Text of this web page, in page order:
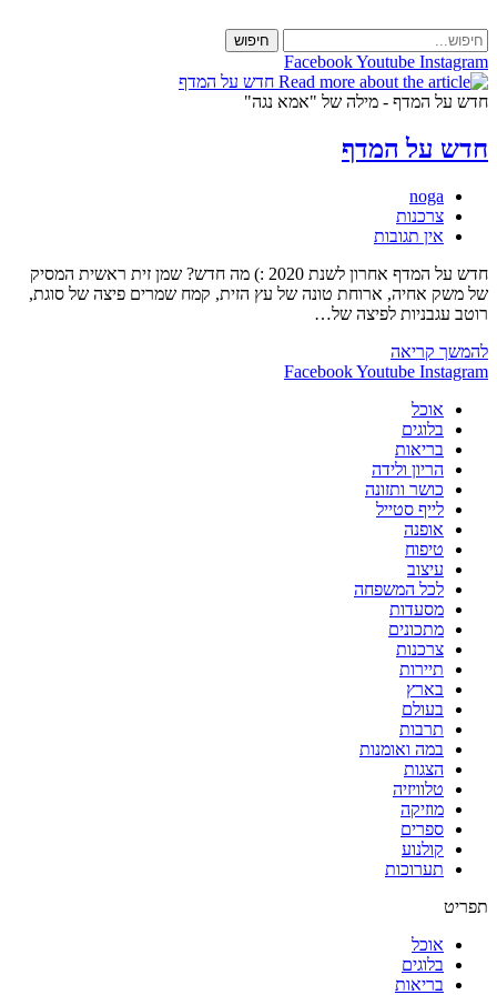
to
content
חיפוש
FacebookYoutube Instagram
חדש על המדף - מילה של "אמא נגה"
חדש על המדף
מחבר:
noga
קטגוריה:
צרכנות
תגובות:
אין תגובות
חדש על המדף אחרון לשנת 2020 :) מה חדש? שמן זית ראשית המסיק
של משק אחיה, ארוחת טונה של עץ הזית, קמח שמרים פיצה של סוגת,
רוטב עגבניות לפיצה של…
להמשך קריאהחדש
על
FacebookYoutube Instagram
אוכל
בלוגים
בריאות
הריון ולידה
כושר ותזונה
לייף סטייל
אופנה
טיפוח
עיצוב
לכל המשפחה
מסעדות
מתכונים
צרכנות
תיירות
בארץ
בעולם
תרבות
במה ואומנות
הצגות
טלוויזיה
מוזיקה
ספרים
קולנוע
תערוכות
תפריט
אוכל
בלוגים
בריאות